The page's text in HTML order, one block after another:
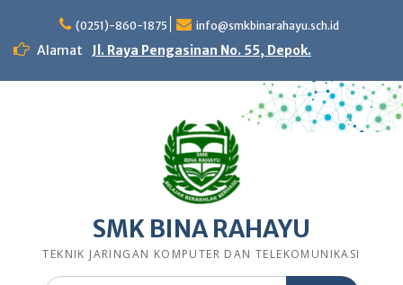
content
(0251)-860-1875 info@smkbinarahayu.sch.id
Alamat Jl. Raya Pengasinan No. 55, Depok.
SMK BINA RAHAYU
TEKNIK JARINGAN KOMPUTER DAN TELEKOMUNIKASI